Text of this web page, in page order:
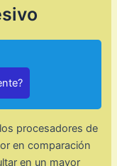
procesadores de
en comparación
en un mayor